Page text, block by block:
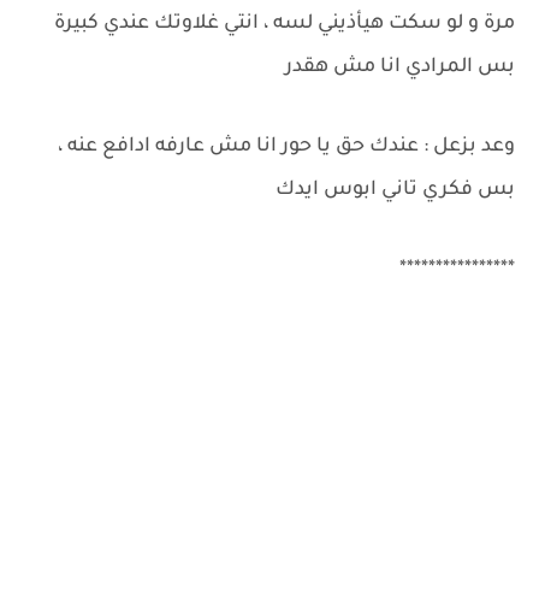
مرة و لو سكت هيأذيني لسه ، انتي غلاوتك عندي كبيرة
بس المرادي انا مش هقدر
وعد بزعل : عندك حق يا حور انا مش عارفه ادافع عنه ،
بس فكري تاني ابوس ايدك
****************